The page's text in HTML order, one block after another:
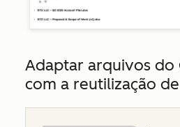
Adaptar arquivos do
com a reutilização